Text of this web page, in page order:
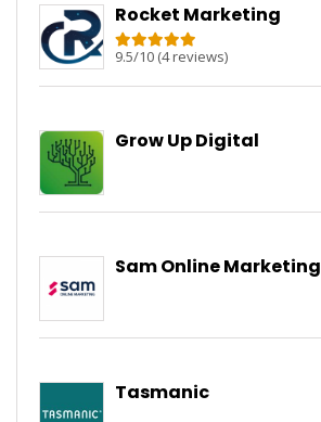
Rocket Marketing
9.5/10 (4reviews)
Grow Up Digital
Sam Online Marketing
Tasmanic